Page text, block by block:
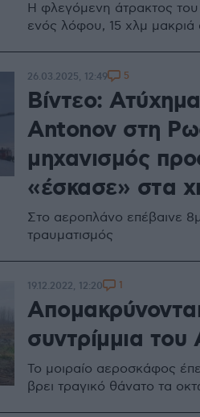
Η φλεγόμενη άτρακτος
ενός λόφου, 15 χλμ μακριά
Βίντεο:
Antonov στη
μηχανισμός
«έσκασε» στα
Στο αεροπλάνο επέβαινε
τραυματισμός
26.03.2025, 12:49 5
συντρίμμια
Το μοιραίο αεροσκάφος
βρει τραγικό θάνατο τα
19.12.2022, 12:20 1